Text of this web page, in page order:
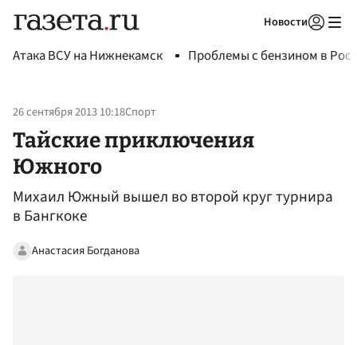
Новости
Атака ВСУ на Нижнекамск Проблемы с бензином в
26 сентября 2013 10:18Спорт
Тайские приключения
Южного
Михаил Южный вышел во второй круг турнира
в Бангкоке
Анастасия Богданова